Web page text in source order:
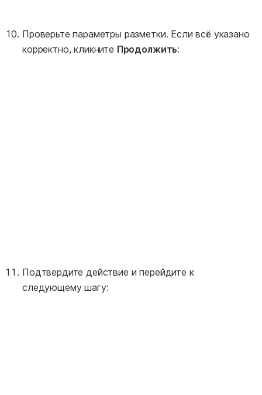
Проверьте параметры разметки. Если всё указано
корректно, кликните Продолжить:
Подтвердите действие и перейдите к
следующему шагу: